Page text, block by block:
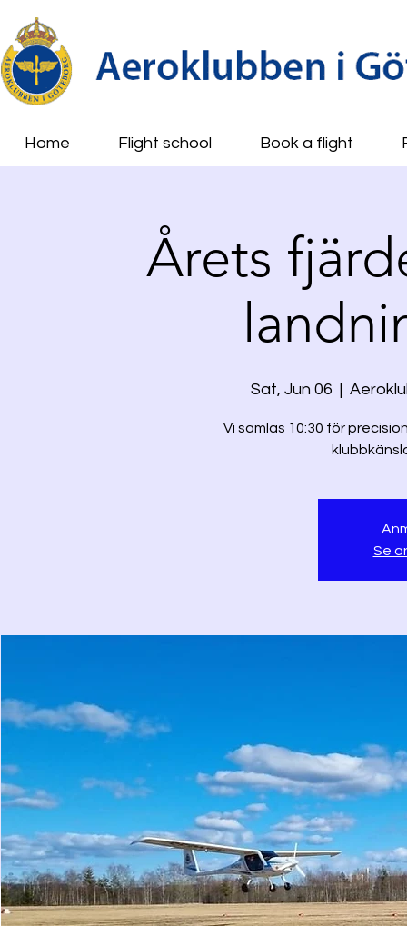
Home Flight school Book a flight
Årets
Sat, Jun 06
Vi samlas 10:30 för
Se